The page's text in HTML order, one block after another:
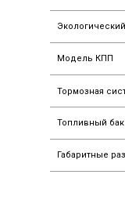
Модель КПП
Тормозная
Топливный бак
Габаритные